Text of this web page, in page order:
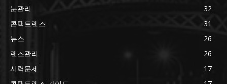
눈관리
32
콘택트렌즈
31
뉴스
26
렌즈관리
26
시력문제
17